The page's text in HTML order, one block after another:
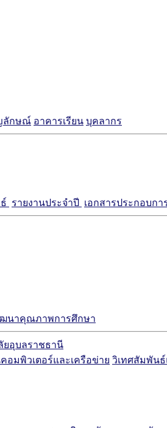
ลักษณ์ อาคารเรียน บุคลากร
รายงานประจำปี เอกสารประกอบก
นาคุณภาพการศึกษา
ยอุบลราชธานี
อมพิวเตอร์และเครือข่าย วิเทศสัมพัน